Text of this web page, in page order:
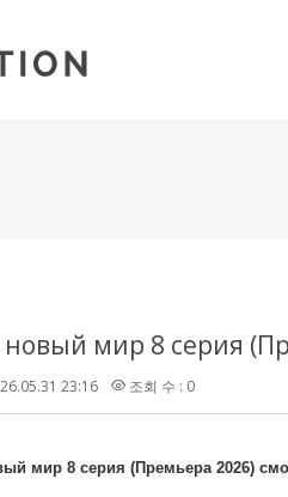
мир 8 серия
23:16 조회 수 : 0
мир 8 серия (Премьера 2026)